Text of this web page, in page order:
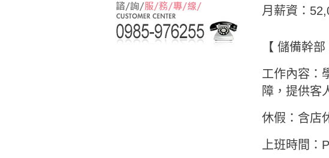
月薪資：
【 儲備幹部
工作內容：
障，提供客
休假：含店
上班時間